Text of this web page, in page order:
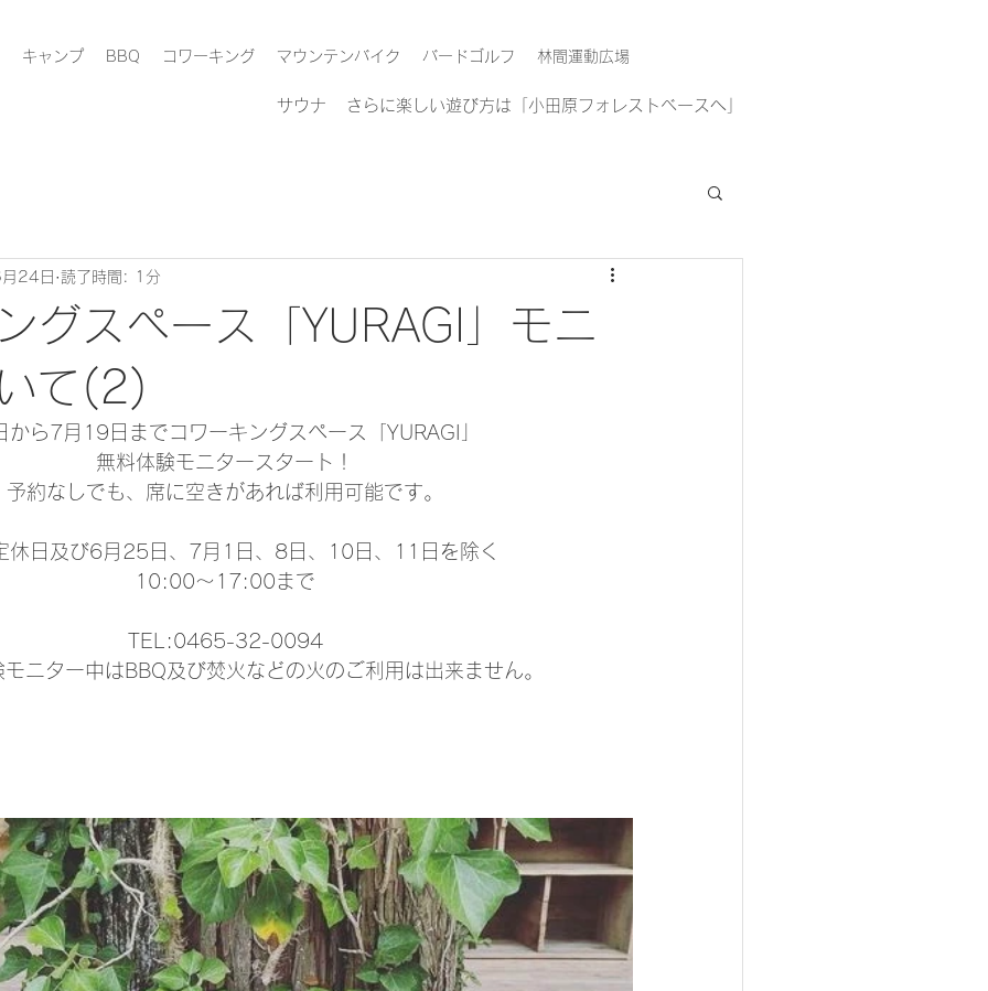
キャンプ BBQ コワーキング マウンテンバイク バードゴルフ 林間運動広場
さらに楽しい遊び方は「小田原フォレストベースへ」
​サウナ
グスペース「YURAGI」モニ
て(2)
24日 読了時間: 1分
から7月19日までコワーキングスペース「YURAGI」
無料体験モニタースタート！
予約なしでも、席に空きがあれば利用可能です。
休日及び6月25日、7月1日、8日、10日、11日を除く
10:00～17:00まで
TEL:0465-32-0094
ニター中はBBQ及び焚火などの火のご利用は出来ません。